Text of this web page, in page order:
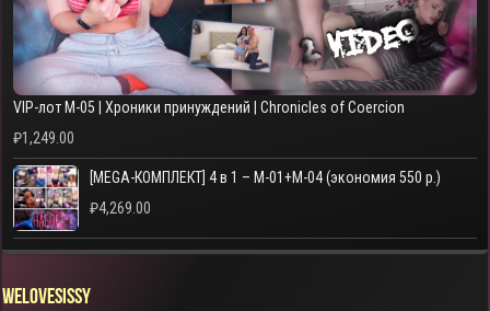
VIP-лот M-05 | Хроники принуждений | Chronicles of Coercion
₽1,249.00
[MEGA-КОМПЛЕКТ] 4 в 1 – M-01+M-04 (экономия 550 р.)
₽4,269.00
WELOVESISSY